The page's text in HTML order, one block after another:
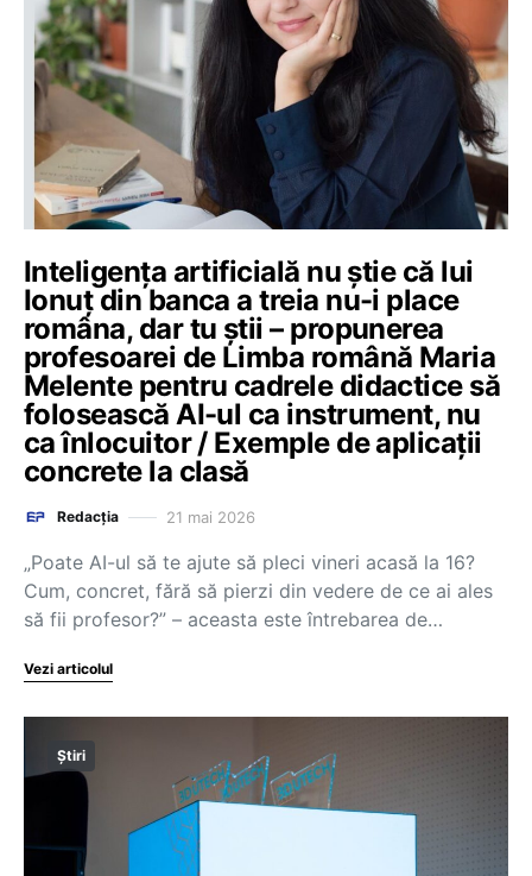
Inteligența artificială nu știe că lui
Ionuț din banca a treia nu-i place
româna, dar tu știi – propunerea
profesoarei de Limba română Maria
Melente pentru cadrele didactice să
folosească AI-ul ca instrument, nu
ca înlocuitor / Exemple de aplicații
concrete la clasă
Redacția 21 mai 2026
„Poate AI-ul să te ajute să pleci vineri acasă la 16?
Cum, concret, fără să pierzi din vedere de ce ai ales
să fii profesor?” – aceasta este întrebarea de…
Vezi articolul
Știri